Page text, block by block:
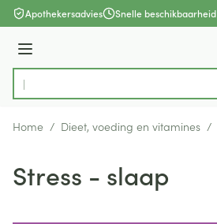
Ga naar de inhoud
Apothekersadvies Snelle beschikbaarheid
Menu
Product, merk, categorie...
Home / Dieet, voeding en vitamines /
Stress - slaap